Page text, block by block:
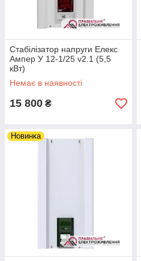
Стабілізатор напруги Елекс
Ампер У 12-1/25 v2.1 (5,5
кВт)
Немає в наявності
15 800 ₴
Новинка